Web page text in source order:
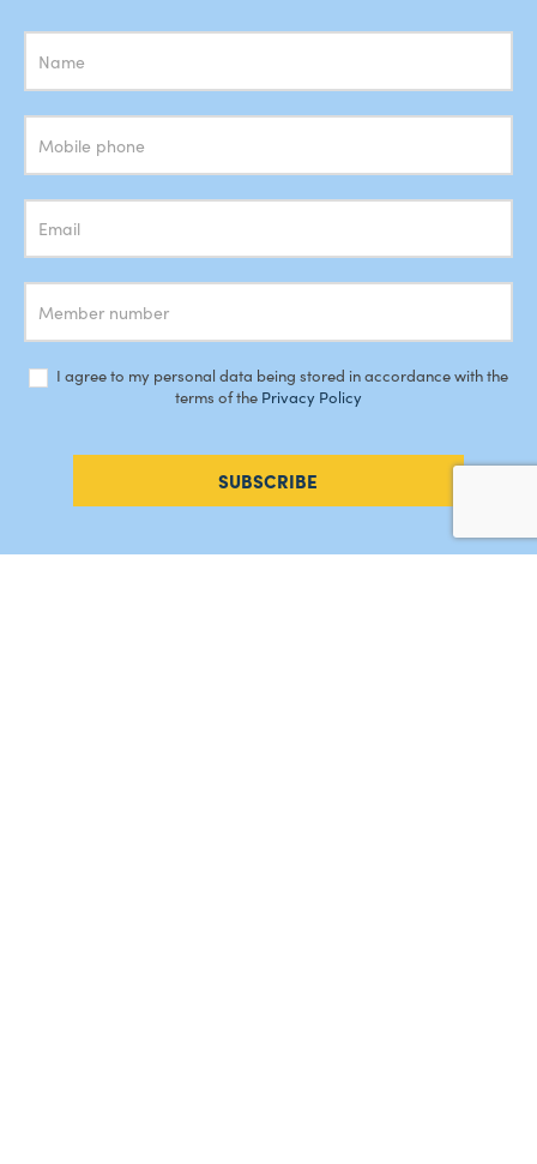
Subscrição
Newsletter
I agree to my personal data being stored in accordance with the
terms of the Privacy Policy
SUBSCRIBE